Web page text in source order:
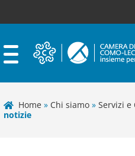
Home » Chi siamo » Servizi e
notizie